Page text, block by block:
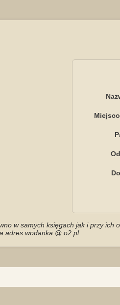
w samych księgach jak i przy ich
adres wodanka @ o2.pl